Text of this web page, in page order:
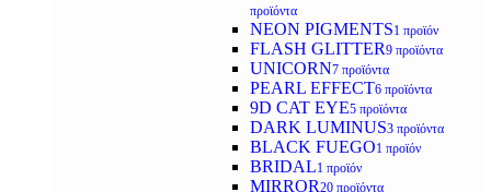
προϊόντα
NEON PIGMENTS1 προϊόν
FLASH GLITTER9 προϊόντα
UNICORN7 προϊόντα
PEARL EFFECT6 προϊόντα
9D CAT EYE5 προϊόντα
DARK LUMINUS3 προϊόντα
BLACK FUEGO1 προϊόν
BRIDAL1 προϊόν
MIRROR20 προϊόντα